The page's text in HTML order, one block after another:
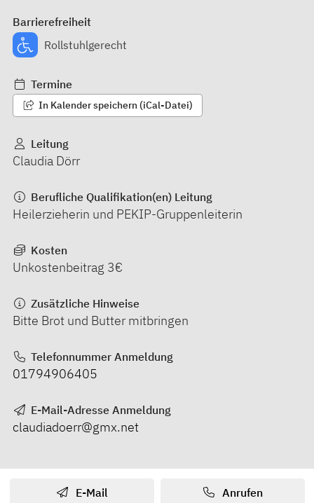
Barrierefreiheit
Rollstuhlgerecht
Termine
In Kalender speichern (iCal-Datei)
Leitung
Claudia Dörr
Berufliche Qualifikation(en) Leitung
Heilerzieherin und PEKIP-Gruppenleiterin
Kosten
Unkostenbeitrag 3€
Zusätzliche Hinweise
Bitte Brot und Butter mitbringen
Telefonnummer Anmeldung
01794906405
E-Mail-Adresse Anmeldung
claudiadoerr@gmx.net
E-Mail Anrufen